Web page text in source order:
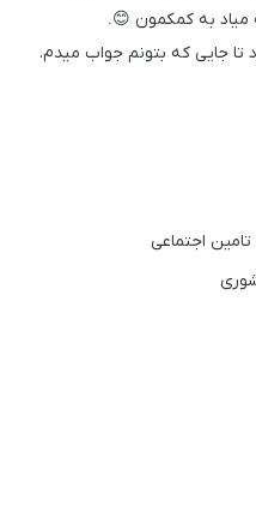
به کمکمون 😊.
تا جایی که بتونم جواب میدم.
اجتماعی